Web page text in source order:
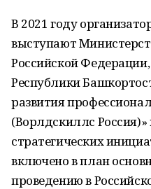
В 2021 году
выступают
Российской
Республики
развития
(Ворлдскиллс
стратегических
включено в план
проведению в